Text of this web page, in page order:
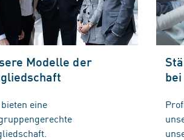
Modelle der
eine
bei